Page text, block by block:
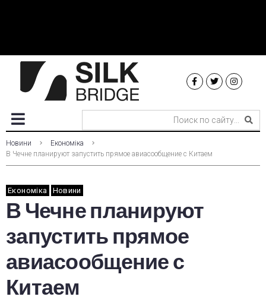
Новини
Економіка
В Чечне планируют запустить прямое авиасообщение с Китаем
Економіка Новини
В Чечне планируют
запустить прямое
авиасообщение с
Китаем